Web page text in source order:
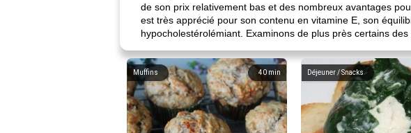
de son prix relativement bas et des nombreux avantages
est très apprécié pour son contenu en vitamine E, son
hypocholestérolémiant. Examinons de plus près certains
40 min
Muffins Déjeuner / Snacks